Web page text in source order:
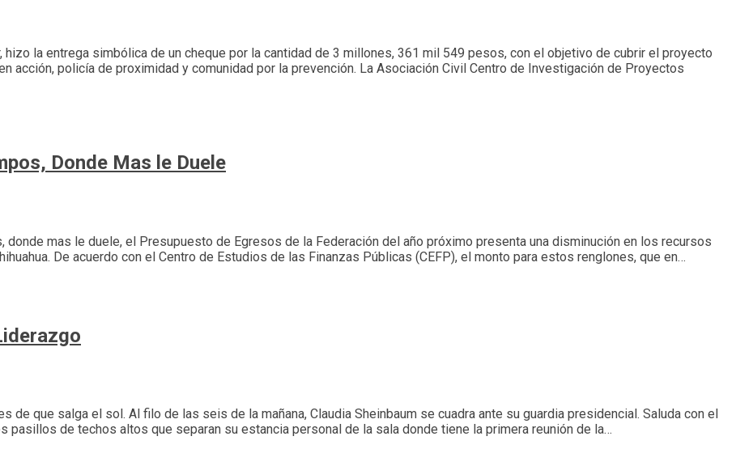
hizo la entrega simbólica de un cheque por la cantidad de 3 millones, 361 mil 549 pesos, con el objetivo de cubrir el proyecto
acción, policía de proximidad y comunidad por la prevención. La Asociación Civil Centro de Investigación de Proyectos
Donde Mas le Duele
donde mas le duele, el Presupuesto de Egresos de la Federación del año próximo presenta una disminución en los recursos
De acuerdo con el Centro de Estudios de las Finanzas Públicas (CEFP), el monto para estos renglones, que en…
de que salga el sol. Al filo de las seis de la mañana, Claudia Sheinbaum se cuadra ante su guardia presidencial. Saluda con el
de techos altos que separan su estancia personal de la sala donde tiene la primera reunión de la…